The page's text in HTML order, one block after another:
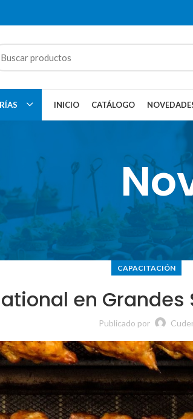
INICIO CATÁLOGO
CAPACITACIÓN
en
Publicado por